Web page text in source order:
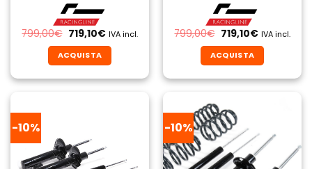
799,00€ Il
prezzo
originale
era:
799,00€.
719,10€Il
attuale
è:
719,10€.
IVA incl.
ACQUISTA
799,00€ Il
prezzo
originale
era:
799,00€.
719,10€Il
attuale
è:
719,10€.
IVA incl.
ACQUISTA
-10% -10%